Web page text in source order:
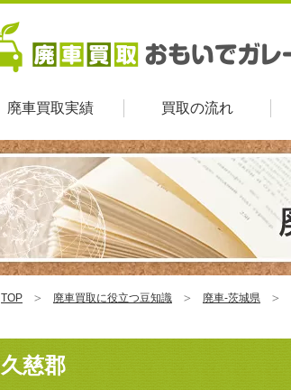
廃車買取実績 買取の流れ
TOP 廃車買取に役立つ豆知識 廃車-茨城県
久慈郡